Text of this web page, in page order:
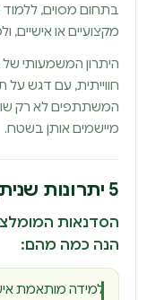
בתחום מסוים,
מקצועיים או אישיים,
היתרון המשמעותי
חווייתית, עם דגש על
המשתתפים לא רק
מיישמים אותן בשטח.
5 יתרונות שניתן למצוא
הסדנאות
הנה כמה מהם:
למידה מותאמת